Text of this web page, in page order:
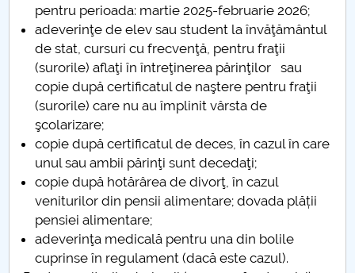
Accesibilitate pentru studenții cu dizabilități
Raportul Conducerii Centrului Universitar Pitești
privind implementarea Planului Operațional 2020-
2024
Parteneri CUP
Centrul de Consiliere și Orientare în Carieră
Chestionar angajabilitate ALUMNI – UPB
CAR2026
pentru perioada: martie 2025-februarie 2026;
adeverinţe de elev sau student la învăţământul
de stat, cursuri cu frecvenţă, pentru fraţii
(surorile) aflaţi în întreţinerea părinţilor sau
copie după certificatul de naştere pentru fraţii
(surorile) care nu au împlinit vârsta de
şcolarizare;
copie după certificatul de deces, în cazul în care
unul sau ambii părinţi sunt decedaţi;
copie după hotărârea de divorţ, în cazul
veniturilor din pensii alimentare; dovada plății
pensiei alimentare;
adeverinţa medicală pentru una din bolile
cuprinse în regulament (dacă este cazul).